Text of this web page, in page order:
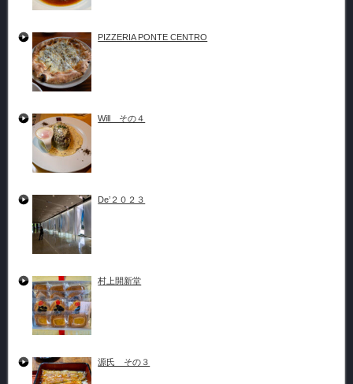
PIZZERIA PONTE CENTRO
Will その４
De’２０２３
村上開新堂
源氏 その３